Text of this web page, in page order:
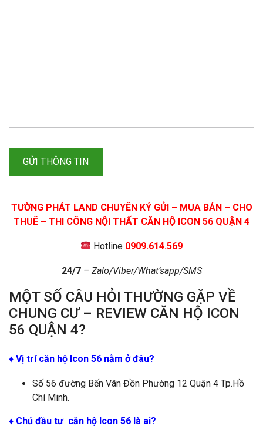
TƯỜNG PHÁT LAND CHUYÊN KÝ GỬI – MUA BÁN – CHO
THUÊ – THI CÔNG NỘI THẤT CĂN HỘ ICON 56 QUẬN 4
Hotline 0909.614.569
24/7– Zalo/Viber/What’sapp/SMS
MỘT SỐ CÂU HỎI THƯỜNG GẶP VỀ
CHUNG CƯ – REVIEW CĂN HỘ ICON
56 QUẬN 4?
♦ Vị trí căn hộ Icon 56 nằm ở đâu?
Số 56 đường Bến Vân Đồn Phường 12 Quận 4 Tp.Hồ
Chí Minh.
♦ Chủ đầu tư căn hộ Icon 56 là ai?